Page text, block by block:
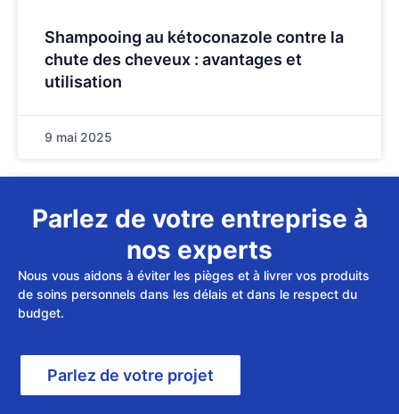
Shampooing au kétoconazole contre la
chute des cheveux : avantages et
utilisation
9 mai 2025
Parlez de votre entreprise à
nos experts
Nous vous aidons à éviter les pièges et à livrer vos produits
de soins personnels dans les délais et dans le respect du
budget.
Parlez de votre projet